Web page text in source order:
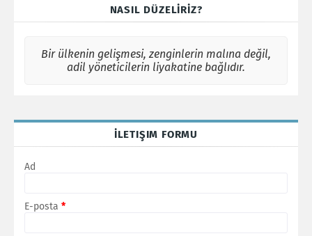
NASIL DÜZELİRİZ?
Bir ülkenin gelişmesi, zenginlerin malına değil,
adil yöneticilerin liyakatine bağlıdır.
İLETIŞIM FORMU
Ad
E-posta *